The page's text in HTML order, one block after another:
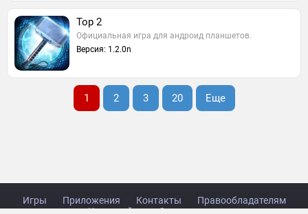
Тор 2
Официальная игра для андроид планшетов.
Версия: 1.2.0n
1 2 3 20 Еще
Игры Приложения Контакты
Правообладателям
Карта сайта
Стол заказов